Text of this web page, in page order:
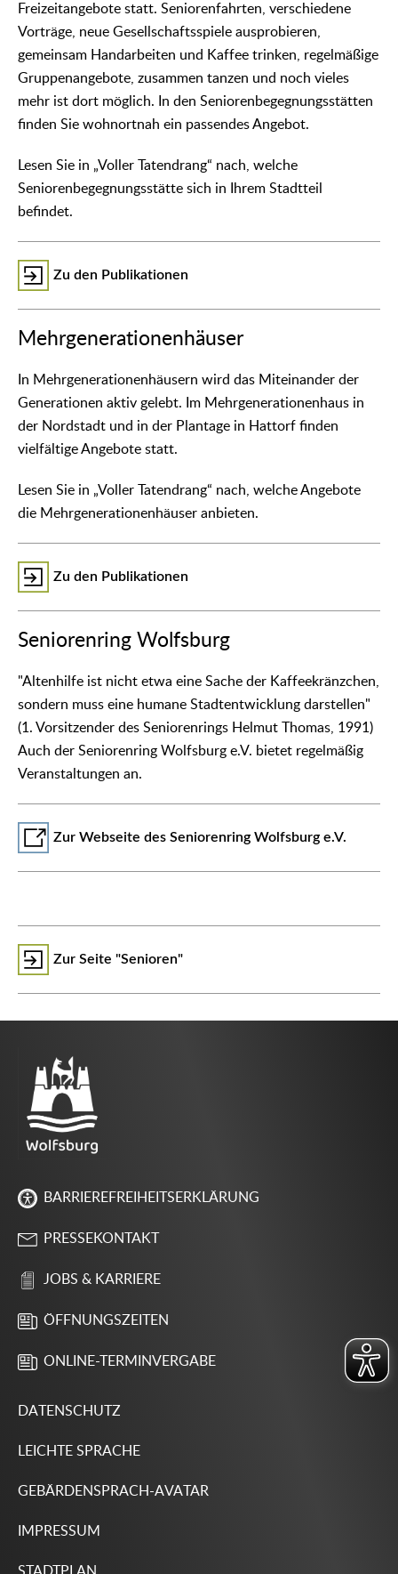
Freizeitangebote statt. Seniorenfahrten, verschiedene
Vorträge, neue Gesellschaftsspiele ausprobieren,
gemeinsam Handarbeiten und Kaffee trinken, regelmäßige
Gruppenangebote, zusammen tanzen und noch vieles
mehr ist dort möglich. In den Seniorenbegegnungsstätten
finden Sie wohnortnah ein passendes Angebot.
Lesen Sie in „Voller Tatendrang“ nach, welche
Seniorenbegegnungsstätte sich in Ihrem Stadtteil
befindet.
Zu den Publikationen
Mehrgenerationenhäuser
In Mehrgenerationenhäusern wird das Miteinander der
Generationen aktiv gelebt. Im Mehrgenerationenhaus in
der Nordstadt und in der Plantage in Hattorf finden
vielfältige Angebote statt.
Lesen Sie in „Voller Tatendrang“ nach, welche Angebote
die Mehrgenerationenhäuser anbieten.
Zu den Publikationen
Seniorenring Wolfsburg
"Altenhilfe ist nicht etwa eine Sache der Kaffeekränzchen,
sondern muss eine humane Stadtentwicklung darstellen"
(1. Vorsitzender des Seniorenrings Helmut Thomas, 1991)
Auch der Seniorenring Wolfsburg e.V. bietet regelmäßig
Veranstaltungen an.
Zur Webseite des Seniorenring Wolfsburg e.V.
Zur Seite "Senioren"
BARRIEREFREIHEITSERKLÄRUNG
PRESSEKONTAKT
JOBS & KARRIERE
ÖFFNUNGSZEITEN
ONLINE-TERMINVERGABE
DATENSCHUTZ
LEICHTE SPRACHE
GEBÄRDENSPRACH-AVATAR
IMPRESSUM